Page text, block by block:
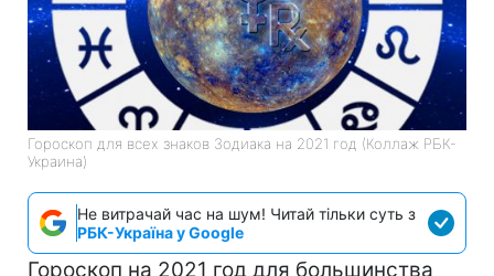
Гороскоп для всех знаков Зодиака на 2021 год (Коллаж РБК-
Украина)
Не витрачай час на шум! Читай тільки суть з
РБК-Україна у Google
Гороскоп на 2021 год для большинства